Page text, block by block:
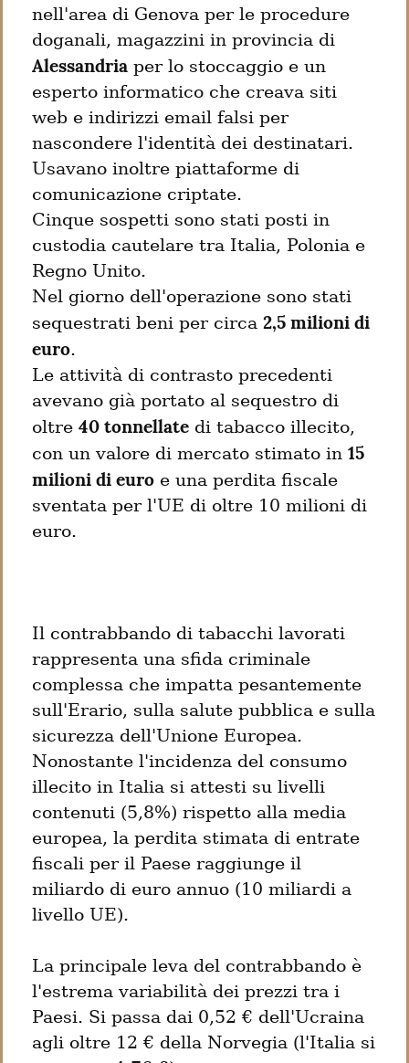
nell'area di Genova per le procedure
Alessandria per lo stoccaggio e un
esperto informatico che creava siti
web e indirizzi email falsi per
nascondere l'identità dei destinatari.
Usavano inoltre piattaforme di
comunicazione criptate.
Cinque sospetti sono stati posti in
custodia cautelare tra Italia, Polonia e
Regno Unito.
Nel giorno dell'operazione sono stati
sequestrati beni per circa 2,5 milioni di
euro.
Le attività di contrasto precedenti
avevano già portato al sequestro di
oltre 40 tonnellate di tabacco illecito,
con un valore di mercato stimato in 15
milioni di euro e una perdita fiscale
sventata per l'UE di oltre 10 milioni di
euro.
Il contrabbando di tabacchi lavorati
rappresenta una sfida criminale
complessa che impatta pesantemente
sull'Erario, sulla salute pubblica e sulla
sicurezza dell'Unione Europea.
Nonostante l'incidenza del consumo
illecito in Italia si attesti su livelli
contenuti (5,8%) rispetto alla media
europea, la perdita stimata di entrate
fiscali per il Paese raggiunge il
miliardo di euro annuo (10 miliardi a
livello UE).
La principale leva del contrabbando è
l'estrema variabilità dei prezzi tra i
Paesi. Si passa dai 0,52 € dell'Ucraina
agli oltre 12 € della Norvegia (l'Italia si